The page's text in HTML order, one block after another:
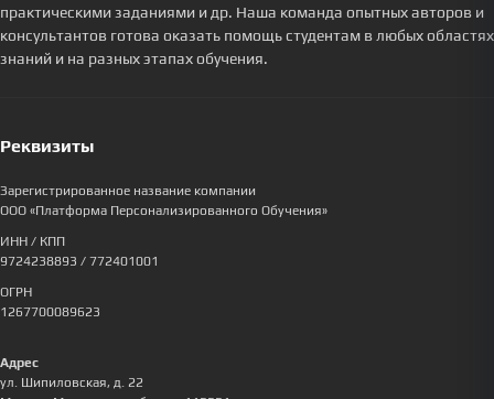
практическими заданиями и др. Наша команда опытных авторов и
консультантов готова оказать помощь студентам в любых областях
знаний и на разных этапах обучения.
Реквизиты
Зарегистрированное название компании
ООО «Платформа Персонализированного Обучения»
ИНН / КПП
9724238893 / 772401001
ОГРН
1267700089623
Адрес
ул. Шипиловская, д. 22